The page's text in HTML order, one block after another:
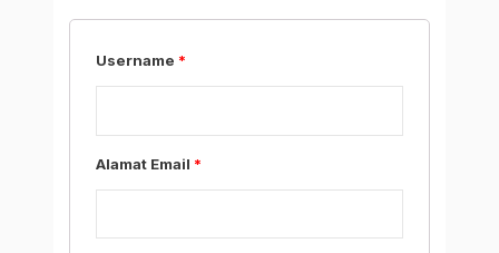
Username *
Alamat Email *